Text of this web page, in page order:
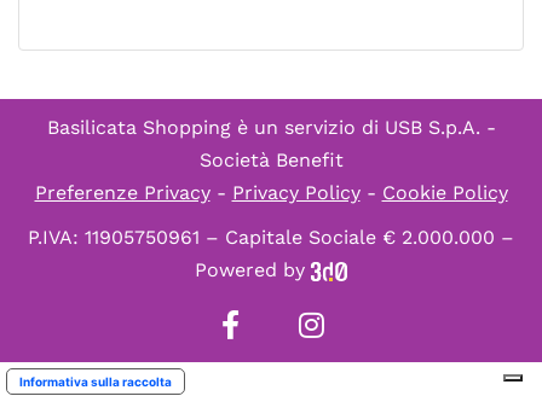
Basilicata Shopping è un servizio di USB S.p.A. -
Società Benefit
Preferenze Privacy- Privacy Policy- Cookie Policy
P.IVA: 11905750961 – Capitale Sociale € 2.000.000 –
Powered by
Informativa sulla raccolta